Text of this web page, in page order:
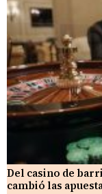
Del casino de
cambió las